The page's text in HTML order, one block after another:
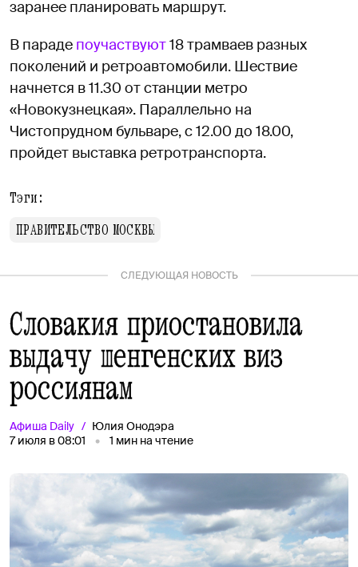
заранее планировать маршрут.
В параде поучаствуют18 трамваев разных
поколений и ретроавтомобили. Шествие
начнется в 11.30 от станции метро
«Новокузнецкая». Параллельно на
Чистопрудном бульваре, с 12.00 до 18.00,
пройдет выставка ретротранспорта.
Тэги:
ПРАВИТЕЛЬСТВО МОСКВЫ
СЛЕДУЮЩАЯ НОВОСТЬ
Словакия приостановила
выдачу шенгенских виз
россиянам
Афиша Daily
Юлия Онодэра
7 июля в 08:01
1 мин на чтение